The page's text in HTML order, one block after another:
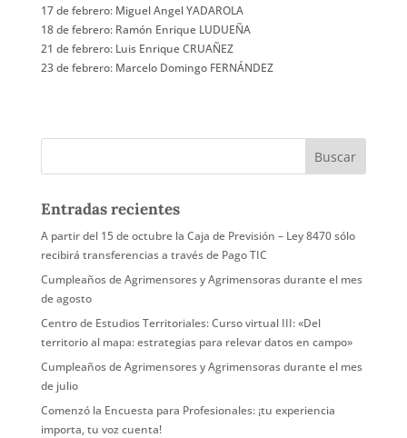
17 de febrero: Miguel Angel YADAROLA
18 de febrero: Ramón Enrique LUDUEÑA
21 de febrero: Luis Enrique CRUAÑEZ
23 de febrero: Marcelo Domingo FERNÁNDEZ
Entradas recientes
A partir del 15 de octubre la Caja de Previsión – Ley 8470 sólo
recibirá transferencias a través de Pago TIC
Cumpleaños de Agrimensores y Agrimensoras durante el mes
de agosto
Centro de Estudios Territoriales: Curso virtual III: «Del
territorio al mapa: estrategias para relevar datos en campo»
Cumpleaños de Agrimensores y Agrimensoras durante el mes
de julio
Comenzó la Encuesta para Profesionales: ¡tu experiencia
importa, tu voz cuenta!